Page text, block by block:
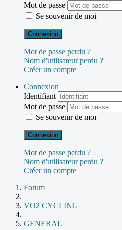
Mot de passe
Se souvenir de moi
Connexion
Mot de passe perdu ?
Nom d'utilisateur perdu ?
Créer un compte
Connexion
Identifiant
Mot de passe
Se souvenir de moi
Connexion
Mot de passe perdu ?
Nom d'utilisateur perdu ?
Créer un compte
Forum
VO2 CYCLING
GENERAL